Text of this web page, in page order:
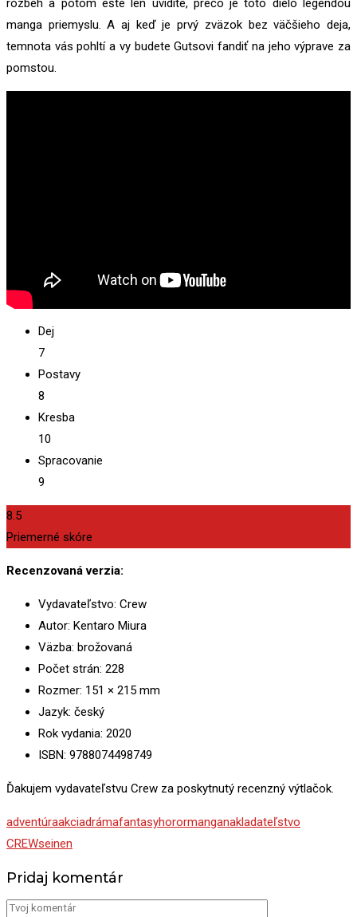
rozbeh a potom ešte len uvidíte, prečo je toto dielo legendou
manga priemyslu. A aj keď je prvý zväzok bez väčšieho deja,
temnota vás pohltí a vy budete Gutsovi fandiť na jeho výprave za
pomstou.
Dej
7
Postavy
8
Kresba
10
Spracovanie
9
8.5
Priemerné skóre
Recenzovaná verzia:
Vydavateľstvo: Crew
Autor: Kentaro Miura
Väzba: brožovaná
Počet strán: 228
Rozmer: 151 × 215 mm
Jazyk: český
Rok vydania: 2020
ISBN: 9788074498749
Ďakujem vydavateľstvu Crew za poskytnutý recenzný výtlačok.
adventúraakciadrámafantasyhorormanganakladateľstvo
CREWseinen
Pridaj komentár